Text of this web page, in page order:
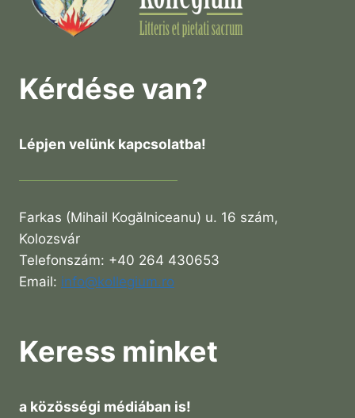
Kérdése van?
Lépjen velünk kapcsolatba!
Farkas (Mihail Kogălniceanu) u. 16 szám,
Kolozsvár
Telefonszám: +40 264 430653
Email: info@kollegium.ro
Keress minket
a közösségi médiában is!